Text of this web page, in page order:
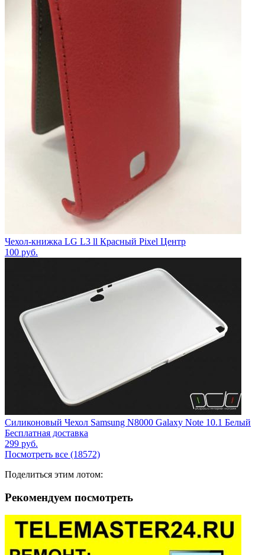
Чехол-книжка LG L3 ll Красный Pixel Центр
100 руб.
Силиконовый Чехол Samsung N8000 Galaxy Note 10.1 Белый
Бесплатная доставка
299 руб.
Посмотреть все (18572)
Поделиться этим лотом:
Рекомендуем посмотреть